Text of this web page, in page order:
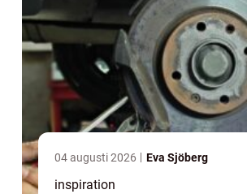
04 augusti 2026 Eva Sjöberg
inspiration